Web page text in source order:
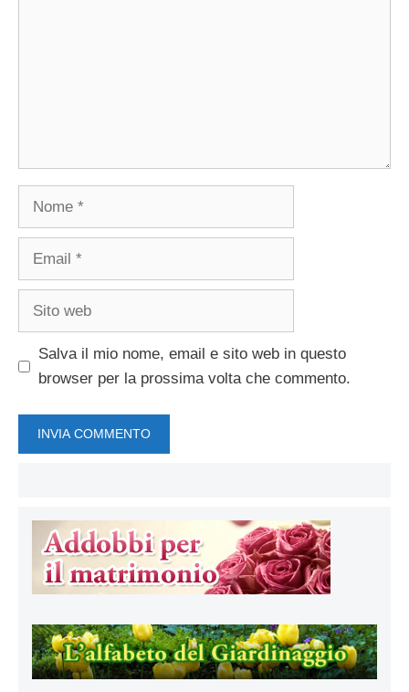
Nome
Email
Sito
Salva il mio nome, email e sito web in questo
browser per la prossima volta che commento.